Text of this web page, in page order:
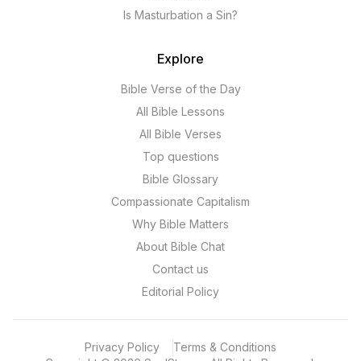
Is Masturbation a Sin?
Explore
Bible Verse of the Day
All Bible Lessons
All Bible Verses
Top questions
Bible Glossary
Compassionate Capitalism
Why Bible Matters
About Bible Chat
Contact us
Editorial Policy
Privacy Policy Terms & Conditions